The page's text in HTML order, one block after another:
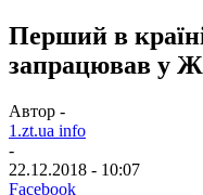
Перший в
запрацював у
Автор -
1.zt.ua info
-
22.12.2018 - 10:07
Facebook